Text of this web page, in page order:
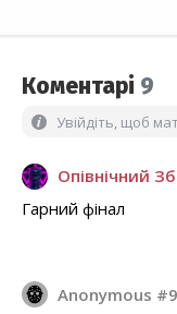
Коментарі 9
Увійдіть, щоб
Опівнічний
Гарний фінал
Anonymous